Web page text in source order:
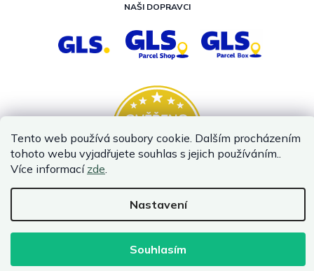
Tento web používá soubory cookie. Dalším procházením
tohoto webu vyjadřujete souhlas s jejich používáním..
Více informací zde.
Nastavení
Souhlasím
Infolinka je z technických příčin nedostupná. Kontaktujte
nás prosím emailem.
NAŠI DOPRAVCI
Vytvořil Shoptet